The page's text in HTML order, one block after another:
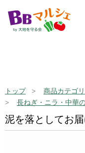
トップ 商品カテゴ
長ねぎ・ニラ・中華
泥を落としてお